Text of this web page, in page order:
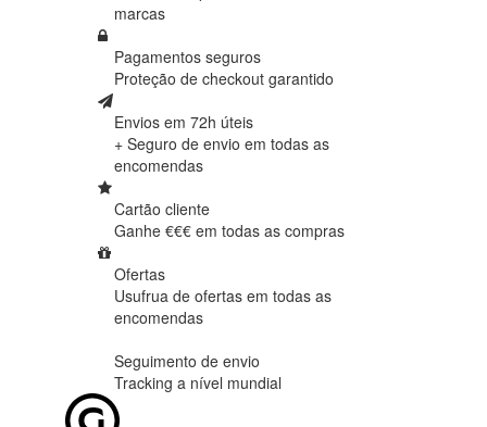
marcas
Pagamentos seguros
Proteção de checkout garantido
Envios em 72h úteis
+ Seguro de envio em todas as
encomendas
Cartão cliente
Ganhe €€€ em todas as compras
Ofertas
Usufrua de ofertas em todas as
encomendas
Seguimento de envio
Tracking a nível mundial